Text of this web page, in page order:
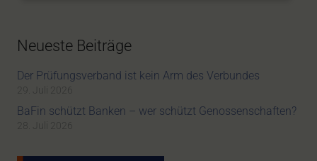
Neueste Beiträge
Der Prüfungsverband ist kein Arm des Verbundes
29. Juli 2026
BaFin schützt Banken – wer schützt Genossenschaften?
28. Juli 2026